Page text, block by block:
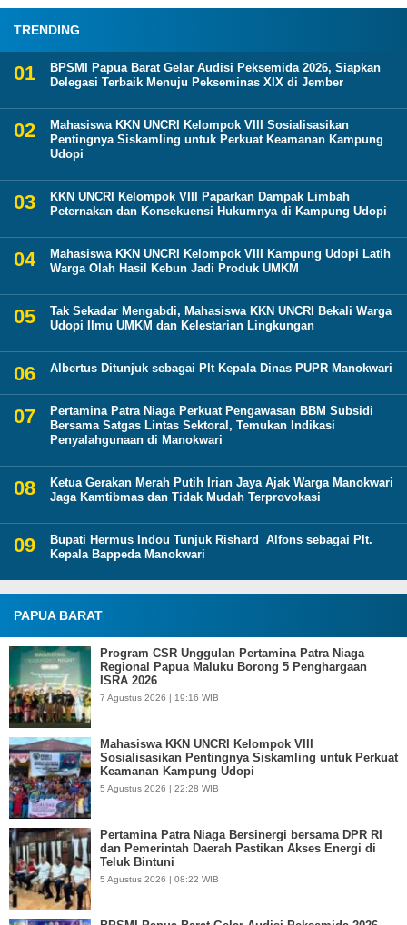
TRENDING
BPSMI Papua Barat Gelar Audisi Peksemida 2026, Siapkan
Delegasi Terbaik Menuju Pekseminas XIX di Jember
Mahasiswa KKN UNCRI Kelompok VIII Sosialisasikan
Pentingnya Siskamling untuk Perkuat Keamanan Kampung
Udopi
KKN UNCRI Kelompok VIII Paparkan Dampak Limbah
Peternakan dan Konsekuensi Hukumnya di Kampung Udopi
Mahasiswa KKN UNCRI Kelompok VIII Kampung Udopi Latih
Warga Olah Hasil Kebun Jadi Produk UMKM
Tak Sekadar Mengabdi, Mahasiswa KKN UNCRI Bekali Warga
Udopi Ilmu UMKM dan Kelestarian Lingkungan
Albertus Ditunjuk sebagai Plt Kepala Dinas PUPR Manokwari
Pertamina Patra Niaga Perkuat Pengawasan BBM Subsidi
Bersama Satgas Lintas Sektoral, Temukan Indikasi
Penyalahgunaan di Manokwari
Ketua Gerakan Merah Putih Irian Jaya Ajak Warga Manokwari
Jaga Kamtibmas dan Tidak Mudah Terprovokasi
Bupati Hermus Indou Tunjuk Rishard Alfons sebagai Plt.
Kepala Bappeda Manokwari
PAPUA BARAT
Program CSR Unggulan Pertamina Patra Niaga
Regional Papua Maluku Borong 5 Penghargaan
ISRA 2026
7 Agustus 2026 | 19:16 WIB
Mahasiswa KKN UNCRI Kelompok VIII
Sosialisasikan Pentingnya Siskamling untuk Perkuat
Keamanan Kampung Udopi
5 Agustus 2026 | 22:28 WIB
Pertamina Patra Niaga Bersinergi bersama DPR RI
dan Pemerintah Daerah Pastikan Akses Energi di
Teluk Bintuni
5 Agustus 2026 | 08:22 WIB